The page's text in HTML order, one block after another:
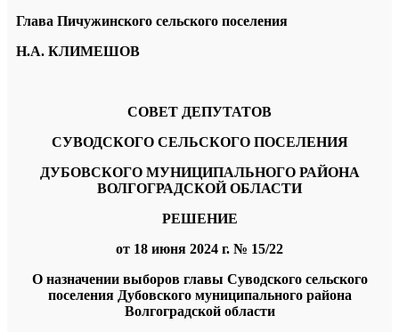
Глава Пичужинского сельского поселения
Н.А. КЛИМЕШОВ
СОВЕТ ДЕПУТАТОВ
СУВОДСКОГО СЕЛЬСКОГО ПОСЕЛЕНИЯ
ДУБОВСКОГО МУНИЦИПАЛЬНОГО РАЙОНА
ВОЛГОГРАДСКОЙ ОБЛАСТИ
РЕШЕНИЕ
от 18 июня 2024 г. № 15/22
О назначении выборов главы Суводского сельского
поселения Дубовского муниципального района
Волгоградской области